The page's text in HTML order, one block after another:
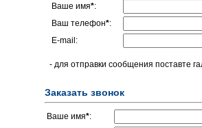
Ваше имя*:
Ваш телефон*:
E-mail:
- для отправки сообщения поставте
Заказать звонок
Ваше имя*: